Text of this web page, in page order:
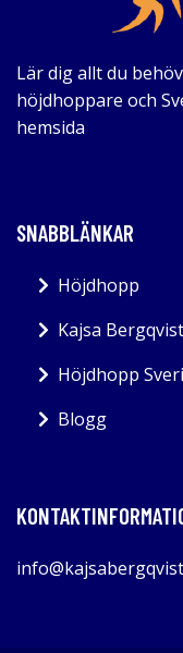
Lär dig allt du
höjdhoppare och
hemsida
SNABBLÄNKAR
Höjdhopp
Kajsa Bergqvist
Höjdhopp
Blogg